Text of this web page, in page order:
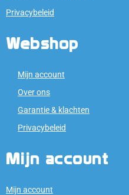
Privacybeleid
Webshop
Mijn account
Over ons
Garantie & klachten
Privacybeleid
Mijn account
Mijn account